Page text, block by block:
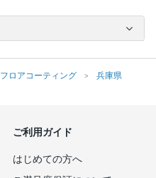
フロアコーティング
兵庫県
ご利用ガイド
はじめての方へ